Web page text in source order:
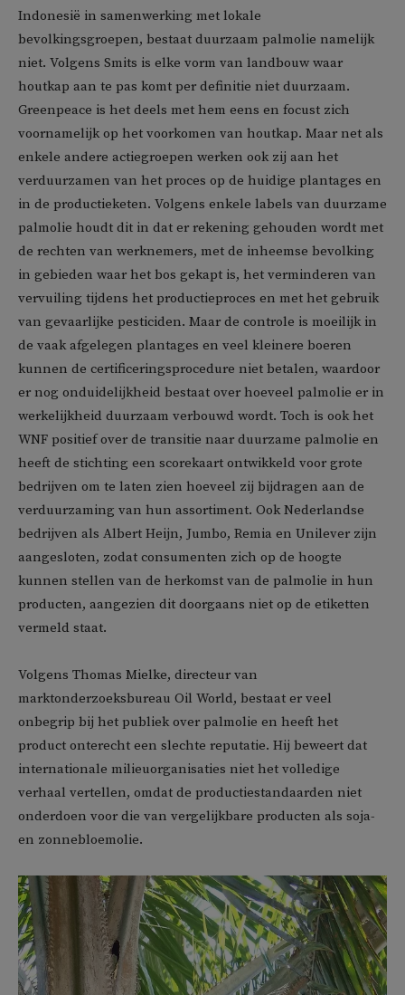
Indonesië in samenwerking met lokale
bevolkingsgroepen, bestaat duurzaam palmolie namelijk
niet. Volgens Smits is elke vorm van landbouw waar
houtkap aan te pas komt per definitie niet duurzaam.
Greenpeace is het deels met hem eens en focust zich
voornamelijk op het voorkomen van houtkap. Maar net als
enkele andere actiegroepen werken ook zij aan het
verduurzamen van het proces op de huidige plantages en
in de productieketen. Volgens enkele labels van duurzame
palmolie houdt dit in dat er rekening gehouden wordt met
de rechten van werknemers, met de inheemse bevolking
in gebieden waar het bos gekapt is, het verminderen van
vervuiling tijdens het productieproces en met het gebruik
van gevaarlijke pesticiden. Maar de controle is moeilijk in
de vaak afgelegen plantages en veel kleinere boeren
kunnen de certificeringsprocedure niet betalen, waardoor
er nog onduidelijkheid bestaat over hoeveel palmolie er in
werkelijkheid duurzaam verbouwd wordt. Toch is ook het
WNF positief over de transitie naar duurzame palmolie en
heeft de stichting een scorekaart ontwikkeld voor grote
bedrijven om te laten zien hoeveel zij bijdragen aan de
verduurzaming van hun assortiment. Ook Nederlandse
bedrijven als Albert Heijn, Jumbo, Remia en Unilever zijn
aangesloten, zodat consumenten zich op de hoogte
kunnen stellen van de herkomst van de palmolie in hun
producten, aangezien dit doorgaans niet op de etiketten
vermeld staat.
Volgens Thomas Mielke, directeur van
marktonderzoeksbureau Oil World, bestaat er veel
onbegrip bij het publiek over palmolie en heeft het
product onterecht een slechte reputatie. Hij beweert dat
internationale milieuorganisaties niet het volledige
verhaal vertellen, omdat de productiestandaarden niet
onderdoen voor die van vergelijkbare producten als soja-
en zonnebloemolie.